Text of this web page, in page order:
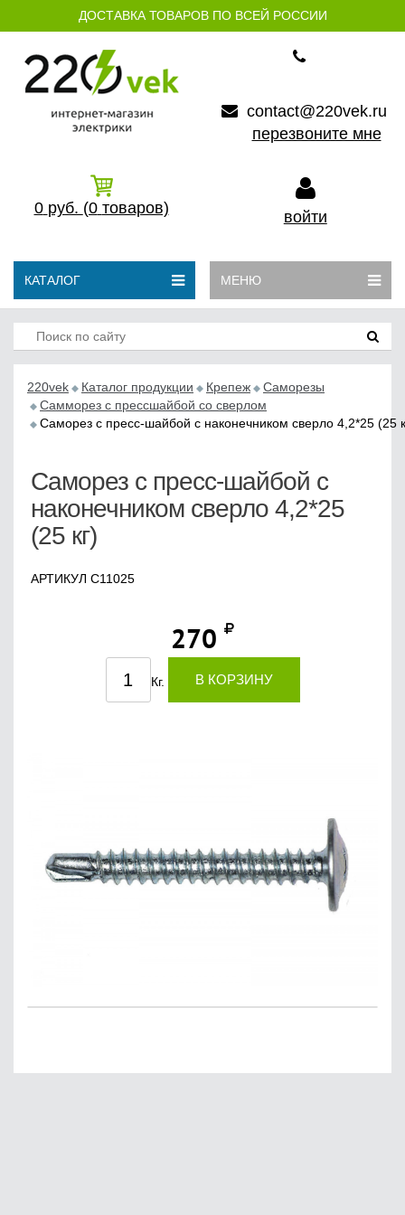
ДОСТАВКА ТОВАРОВ ПО ВСЕЙ РОССИИ
contact@220vek.ru
перезвоните мне
0 руб. (0 товаров) войти
КАТАЛОГ МЕНЮ
220vek Каталог продукции Крепеж
Саморезы
Самморез с прессшайбой со сверлом
Саморез с пресс-шайбой с наконечником сверло 4,2*25 (25
Саморез с пресс-шайбой с
наконечником сверло 4,2*25
(25 кг)
АРТИКУЛ C11025
270
Кг. В КОРЗИНУ